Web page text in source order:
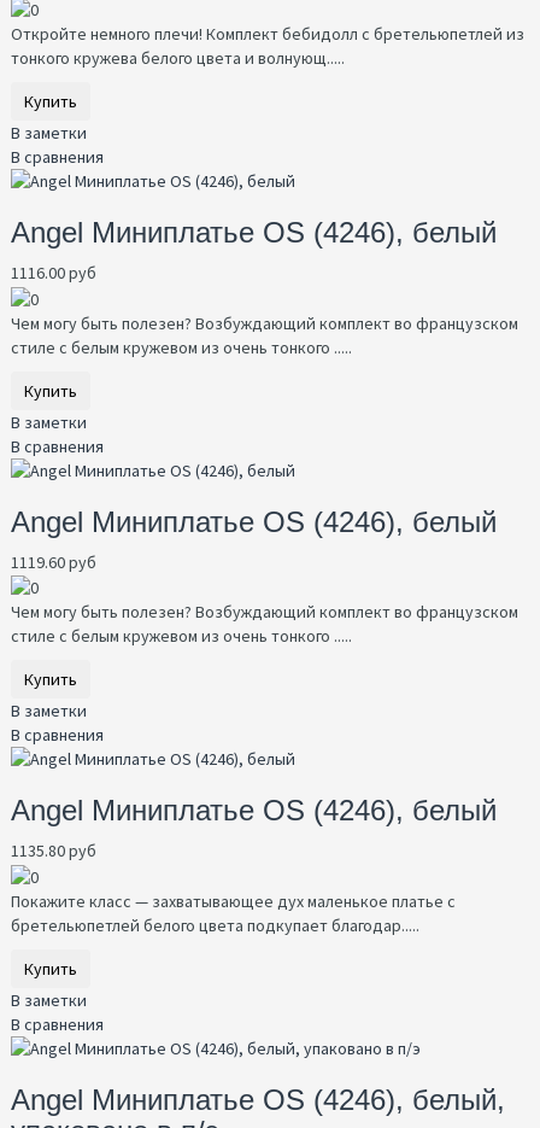
Откройте немного плечи! Комплект бебидолл с бретельюпетлей из
тонкого кружева белого цвета и волнующ.....
Купить
В заметки
В сравнения
Angel Миниплатье OS (4246), белый
1116.00 руб
Чем могу быть полезен? Возбуждающий комплект во французском
стиле с белым кружевом из очень тонкого .....
Купить
В заметки
В сравнения
Angel Миниплатье OS (4246), белый
1119.60 руб
Чем могу быть полезен? Возбуждающий комплект во французском
стиле с белым кружевом из очень тонкого .....
Купить
В заметки
В сравнения
Angel Миниплатье OS (4246), белый
1135.80 руб
Покажите класс — захватывающее дух маленькое платье с
бретельюпетлей белого цвета подкупает благодар.....
Купить
В заметки
В сравнения
Angel Миниплатье OS (4246), белый,